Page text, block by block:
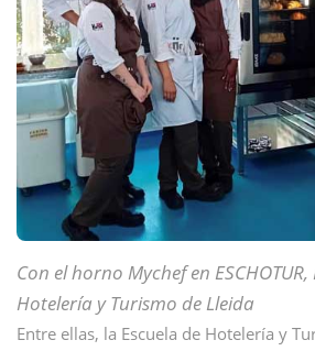
Con el horno Mychef en ESCHOTUR,
Hotelería y Turismo de Lleida
Entre ellas, la Escuela de Hotelería y